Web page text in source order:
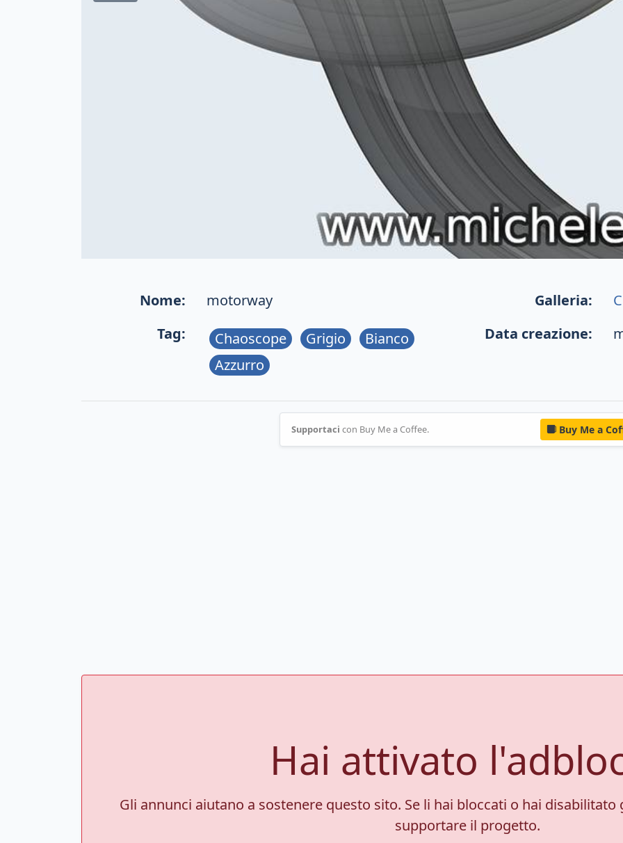
Nome: motorway Galleria:
Tag:
Chaoscope Grigio
Bianco
Azzurro
Data creazione:
Supportaci con Buy Me a Coffee. Buy Me a
Hai attivato
Gli annunci aiutano a sostenere questo sito. Se li hai bloccati o hai
supportare il progetto.